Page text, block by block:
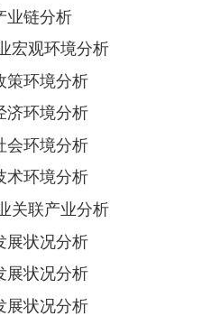
业链分析
宏观环境分析
策环境分析
济环境分析
会环境分析
术环境分析
关联产业分析
展状况分析
展状况分析
展状况分析